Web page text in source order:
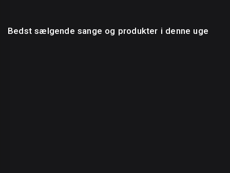
Bedst sælgende sange og produkter i denne uge